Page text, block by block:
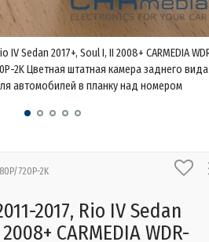
IV Sedan 2017+, Soul I, II 2008+ CARMEDIA
2K Цветная штатная камера заднего вида
автомобилей в планку над номером
720P-2K
2017, Rio IV Sedan
CARMEDIA WDR-